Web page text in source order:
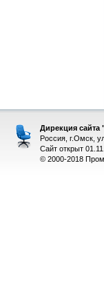
Дирекция
Россия, г.Омск,
Сайт открыт
© 2000-2018